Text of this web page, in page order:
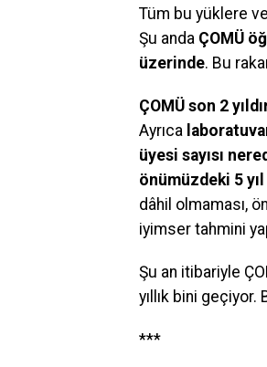
Tüm bu yüklere
Şu anda ÇOMÜ
üzerinde. Bu
ÇOMÜ son 2
Ayrıca
üyesi sayısı
önümüzdeki 5
dâhil olmaması,
iyimser tahmini
Şu an itibariyle
yıllık bini
***